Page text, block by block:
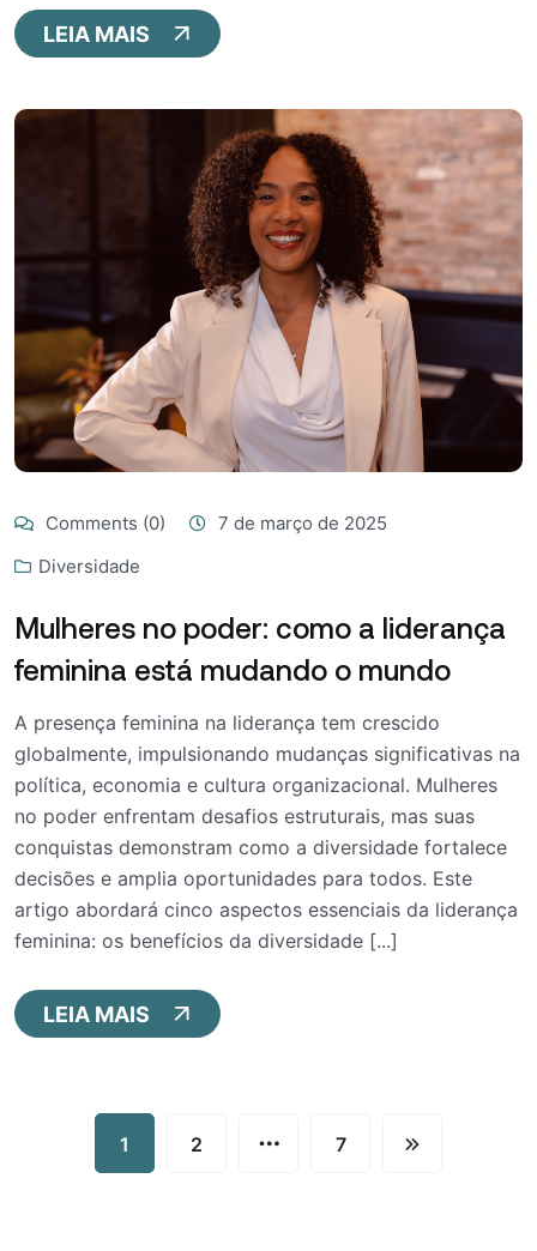
LEIA MAIS
Comments (0)
7 de março de 2025
Diversidade
Mulheres no poder: como a liderança
feminina está mudando o mundo
A presença feminina na liderança tem crescido
globalmente, impulsionando mudanças significativas na
política, economia e cultura organizacional. Mulheres
no poder enfrentam desafios estruturais, mas suas
conquistas demonstram como a diversidade fortalece
decisões e amplia oportunidades para todos. Este
artigo abordará cinco aspectos essenciais da liderança
feminina: os benefícios da diversidade [...]
LEIA MAIS
1 2 … 7